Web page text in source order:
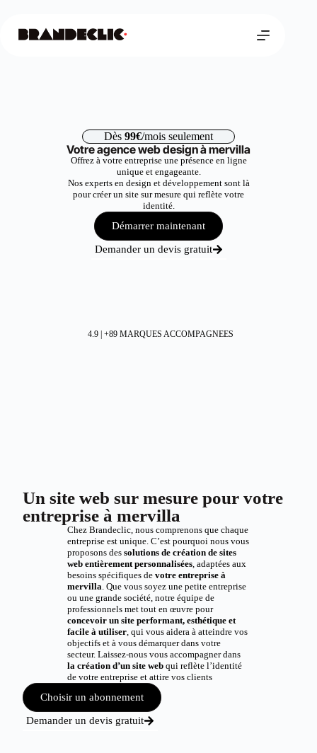
Dès 99€/mois seulement
Votre agence web design à mervilla
Offrez à votre entreprise une présence en ligne
unique et engageante.
Nos experts en design et développement sont là
pour créer un site sur mesure qui reflète votre
identité.
Démarrer maintenant
Demander un devis gratuit
4.9 | +89 MARQUES ACCOMPAGNEES
Un site web sur mesure pour votre
entreprise à mervilla
Chez Brandeclic, nous comprenons que chaque
entreprise est unique. C’est pourquoi nous vous
proposons des solutions de création de sites
web entièrement personnalisées, adaptées aux
besoins spécifiques de votre entreprise à
mervilla. Que vous soyez une petite entreprise
ou une grande société, notre équipe de
professionnels met tout en œuvre pour
concevoir un site performant, esthétique et
facile à utiliser, qui vous aidera à atteindre vos
objectifs et à vous démarquer dans votre
secteur. Laissez-nous vous accompagner dans
la création d’un site webqui reflète l’identité
de votre entreprise et attire vos clients
Choisir un abonnement
Demander un devis gratuit